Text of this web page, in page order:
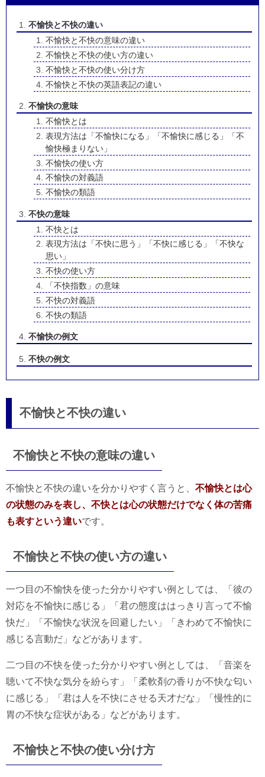
不愉快と不快の違い
不愉快と不快の意味の違い
不愉快と不快の使い方の違い
不愉快と不快の使い分け方
不愉快と不快の英語表記の違い
不愉快の意味
不愉快とは
表現方法は「不愉快になる」「不愉快に感じる」「不
愉快極まりない」
不愉快の使い方
不愉快の対義語
不愉快の類語
不快の意味
不快とは
表現方法は「不快に思う」「不快に感じる」「不快な
思い」
不快の使い方
「不快指数」の意味
不快の対義語
不快の類語
不愉快の例文
不快の例文
不愉快と不快の違い
不愉快と不快の意味の違い
不愉快と不快の違いを分かりやすく言うと、 不愉快とは心
の状態のみを表し、不快とは心の状態だけでなく体の苦痛
も表すという違いです。
不愉快と不快の使い方の違い
一つ目の不愉快を使った分かりやすい例としては、「彼の
対応を不愉快に感じる」「君の態度ははっきり言って不愉
快だ」「不愉快な状況を回避したい」「きわめて不愉快に
感じる言動だ」などがあります。
二つ目の不快を使った分かりやすい例としては、「音楽を
聴いて不快な気分を紛らす」「柔軟剤の香りが不快な匂い
に感じる」「君は人を不快にさせる天才だな」「慢性的に
胃の不快な症状がある」などがあります。
不愉快と不快の使い分け方